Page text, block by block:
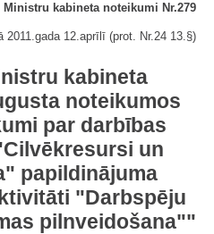
Ministru kabineta noteikumi Nr.279
2011.gada 12.aprīlī (prot. Nr.24 13.§)
kabineta
noteikumos
par darbības
un
papildinājuma
"Darbspēju
pilnveidošana""